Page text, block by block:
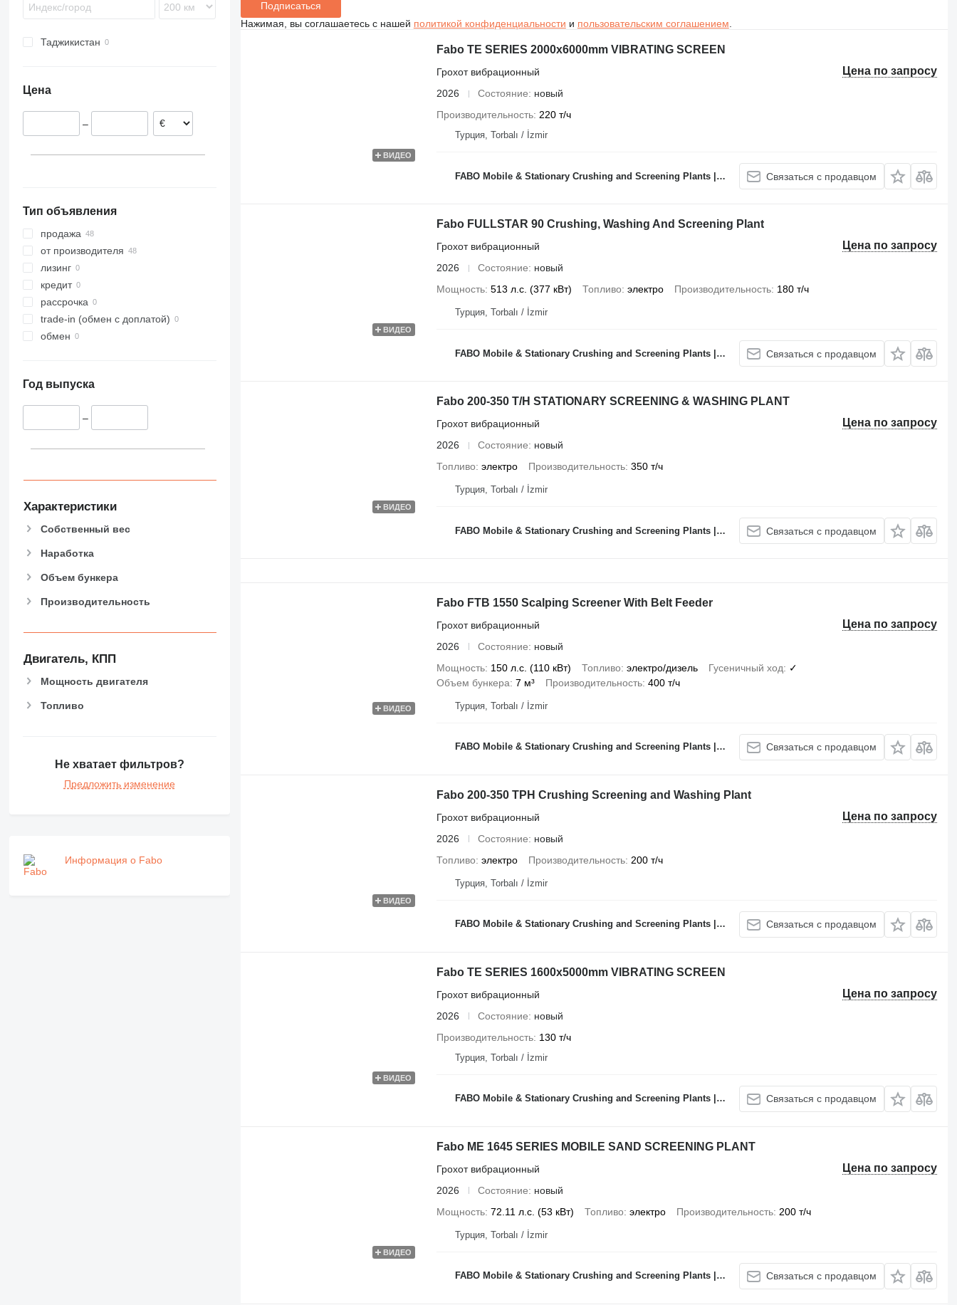
Таджикистан
Цена
–
Тип объявления
продажа
от производителя
лизинг
кредит
рассрочка
trade-in (обмен с доплатой)
обмен
Год выпуска
–
Характеристики
Собственный вес
Наработка
Объем бункера
Производительность
Двигатель, КПП
Мощность двигателя
Топливо
Не хватает фильтров?
Предложить изменение
Информация о Fabo
Подписаться
Нажимая, вы соглашаетесь с нашей политикой конфиденциальности и пользовательским соглашением
ВИДЕО
Fabo TE SERIES 2000x6000mm VIBRATING SCREEN
Цена по запросу
Грохот вибрационный
2026
Состояние
новый
Производительность 220 т/ч
Турция, Torbalı / İzmir
FABO Mobile & Stationary Crushing and Screening Plants | Concrete Batching Plants Manufacturer Связаться с продавцом
ВИДЕО
Fabo FULLSTAR 90 Crushing, Washing And Screening Plant
Цена по запросу
Грохот вибрационный
2026
Состояние
новый
Мощность 513 л.с. (377 кВт) Топливо электро Производительность 180 т/ч
Турция, Torbalı / İzmir
FABO Mobile & Stationary Crushing and Screening Plants | Concrete Batching Plants Manufacturer Связаться с продавцом
ВИДЕО
Fabo 200-350 T/H STATIONARY SCREENING & WASHING PLANT
Цена по запросу
Грохот вибрационный
2026
Состояние
новый
Топливо электро Производительность 350 т/ч
Турция, Torbalı / İzmir
FABO Mobile & Stationary Crushing and Screening Plants | Concrete Batching Plants Manufacturer Связаться с продавцом
ВИДЕО
Fabo FTB 1550 Scalping Screener With Belt Feeder
Цена по запросу
Грохот вибрационный
2026
Состояние
новый
Мощность 150 л.с. (110 кВт) Топливо электро/дизель Гусеничный ход
✓
Объем бункера 7 м³ Производительность 400 т/ч
Турция, Torbalı / İzmir
FABO Mobile & Stationary Crushing and Screening Plants | Concrete Batching Plants Manufacturer Связаться с продавцом
ВИДЕО
Fabo 200-350 TPH Crushing Screening and Washing Plant
Цена по запросу
Грохот вибрационный
2026
Состояние
новый
Топливо электро Производительность 200 т/ч
Турция, Torbalı / İzmir
FABO Mobile & Stationary Crushing and Screening Plants | Concrete Batching Plants Manufacturer Связаться с продавцом
ВИДЕО
Fabo TE SERIES 1600x5000mm VIBRATING SCREEN
Цена по запросу
Грохот вибрационный
2026
Состояние
новый
Производительность 130 т/ч
Турция, Torbalı / İzmir
FABO Mobile & Stationary Crushing and Screening Plants | Concrete Batching Plants Manufacturer Связаться с продавцом
ВИДЕО
Fabo ME 1645 SERIES MOBILE SAND SCREENING PLANT
Цена по запросу
Грохот вибрационный
2026
Состояние
новый
Мощность 72.11 л.с. (53 кВт) Топливо электро Производительность 200 т/ч
Турция, Torbalı / İzmir
FABO Mobile & Stationary Crushing and Screening Plants | Concrete Batching Plants Manufacturer Связаться с продавцом